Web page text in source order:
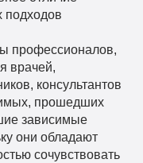
подходов
профессионалов,
врачей,
консультантов
прошедших
зависимые
они обладают
сочувствовать